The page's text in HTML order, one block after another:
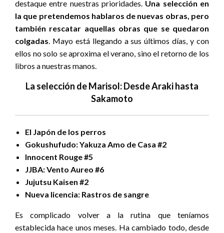
destaque entre nuestras prioridades. Una selección en
la que pretendemos hablaros de nuevas obras, pero
también rescatar aquellas obras que se quedaron
colgadas. Mayo está llegando a sus últimos días, y con
ellos no solo se aproxima el verano, sino el retorno de los
libros a nuestras manos.
La selección de Marisol: Desde Araki hasta
Sakamoto
El Japón de los perros
Gokushufudo: Yakuza Amo de Casa #2
Innocent Rouge #5
JJBA: Vento Aureo #6
Jujutsu Kaisen #2
Nueva licencia: Rastros de sangre
Es complicado volver a la rutina que teníamos
establecida hace unos meses. Ha cambiado todo, desde